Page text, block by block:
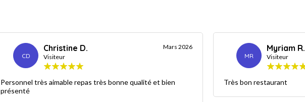
CD
Christine D.
Visiteur
Mars 2026
Personnel très aimable repas très bonne qualité et bien
présenté
MR
Myriam R.
Visiteur
Très bon restaurant